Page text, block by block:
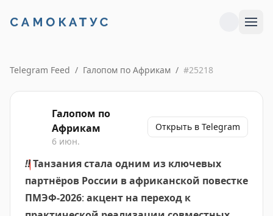
Telegram Feed / Галопом по Африкам / #25218
Галопом по
Африкам
6 июн.
Открыть в Telegram
‼️Танзания стала одним из ключевых
партнёров России в африканской повестке
ПМЭФ-2026: акцент на переход к